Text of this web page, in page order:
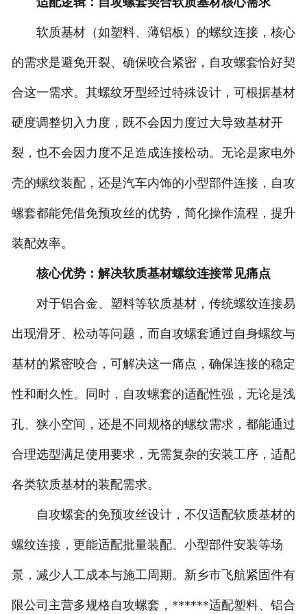
软质基材（如塑料、薄铝板）的螺纹连接，核心
的需求是避免开裂、确保咬合紧密，自攻螺套恰好契
合这一需求。其螺纹牙型经过特殊设计，可根据基材
硬度调整切入力度，既不会因力度过大导致基材开
裂，也不会因力度不足造成连接松动。无论是家电外
壳的螺纹装配，还是汽车内饰的小型部件连接，自攻
螺套都能凭借免预攻丝的优势，简化操作流程，提升
装配效率。
核心优势：解决软质基材螺纹连接常见痛点
对于铝合金、塑料等软质基材，传统螺纹连接易
出现滑牙、松动等问题，而自攻螺套通过自身螺纹与
基材的紧密咬合，可解决这一痛点，确保连接的稳定
性和耐久性。同时，自攻螺套的适配性强，无论是浅
孔、狭小空间，还是不同规格的螺纹需求，都能通过
合理选型满足使用要求，无需复杂的安装工序，适配
各类软质基材的装配需求。
自攻螺套的免预攻丝设计，不仅适配软质基材的
螺纹连接，更能适配批量装配、小型部件安装等场
景，减少人工成本与施工周期。新乡市飞航紧固件有
限公司主营多规格自攻螺套，******适配塑料、铝合